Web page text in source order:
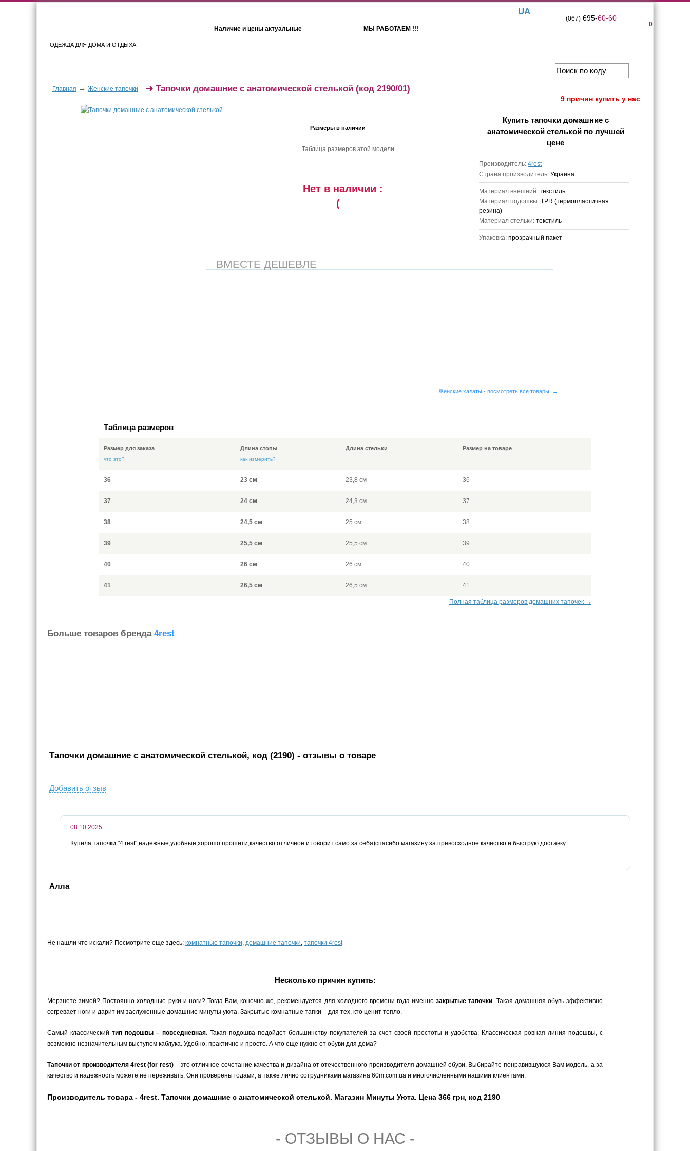
ОДЕЖДА ДЛЯ ДОМА И ОТДЫХА
Наличие и цены актуальные МЫ РАБОТАЕМ !!!
UA
0
(067)695-60-60
Главная → Женские тапочки
9 причин купить у нас
➜ Тапочки домашние с анатомической стелькой (код 2190/01)
Размеры в наличии
Таблица размеров этой модели
Нет в наличии :
(
Купить тапочки домашние с
анатомической стелькойпо лучшей
цене
Производитель: 4rest
Страна производитель: Украина
Материал внешний: текстиль
Материал подошвы: TPR (термопластичная
резина)
Материал стельки: текстиль
Упаковка: прозрачный пакет
ВМЕСТЕ ДЕШЕВЛЕ
Женские халаты - посмотреть все товары →
Таблица размеров
Размер для заказа
что это?
Длина стопы
как измерить?
Длина стельки Размер на товаре
36 23 см 23,8 см 36
37 24 см 24,3 см 37
38 24,5 см 25 см 38
39 25,5 см 25,5 см 39
40 26 см 26 см 40
41 26,5 см 26,5 см 41
Полная таблица размеров домашних тапочек →
Больше товаров бренда 4rest
Тапочки домашние с анатомической стелькой, код (2190) - отзывы о товаре
Добавить отзыв
08.10.2025
Купила тапочки "4 rest",надежные,удобные,хорошо прошити,качество отличное и говорит само за себя)спасибо магазину за превосходное качество и быструю доставку.
Алла
Не нашли что искали? Посмотрите еще здесь: комнатные тапочки, домашние тапочки, тапочки 4rest
Несколько причин купить:
Мерзнете зимой? Постоянно холодные руки и ноги? Тогда Вам, конечно же, рекомендуется для холодного времени года именнозакрытые тапочки. Такая домашняя обувь эффективно
согревает ноги и дарит им заслуженные домашние минуты уюта. Закрытые комнатные тапки – для тех, кто ценит тепло.
Самый классический тип подошвы – повседневная. Такая подошва подойдет большинству покупателей за счет своей простоты и удобства. Классическая ровная линия подошвы, с
возможно незначительным выступом каблука. Удобно, практично и просто. А что еще нужно от обуви для дома?
Тапочки от производителя 4rest (for rest)– это отличное сочетание качества и дизайна от отечественного производителя домашней обуви. Выбирайте понравившуюся Вам модель, а за
качество и надежность можете не переживать. Они проверены годами, а также лично сотрудниками магазина 60m.com.ua и многочисленными нашими клиентами.
Производитель товара - 4rest. Тапочки домашние с анатомической стелькой. Магазин Минуты Уюта. Цена 366 грн, код 2190
- ОТЗЫВЫ О НАС -